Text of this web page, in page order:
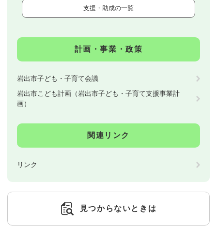
支援・助成の一覧
計画・事業・政策
岩出市子ども・子育て会議
岩出市こども計画（岩出市子ども・子育て支援事業計
画）
関連リンク
リンク
見つからないときは